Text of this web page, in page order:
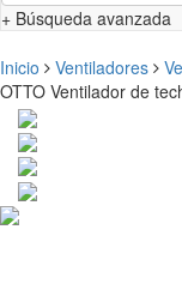
+ Búsqueda avanzada
Inicio Ventiladores
OTTO Ventilador de